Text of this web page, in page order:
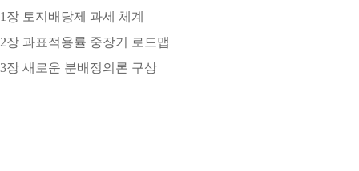
1장 토지배당제 과세 체계
2장 과표적용률 중장기 로드맵
3장 새로운 분배정의론 구상